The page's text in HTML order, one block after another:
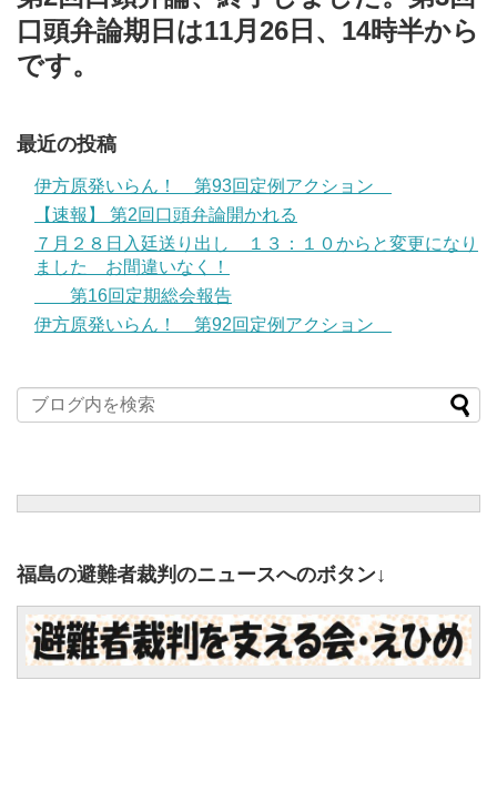
口頭弁論期日は11月26日、14時半から
です。
最近の投稿
伊方原発いらん！ 第93回定例アクション
【速報】 第2回口頭弁論開かれる
７月２８日入廷送り出し １３：１０からと変更になり
ました お間違いなく！
第16回定期総会報告
伊方原発いらん！ 第92回定例アクション
福島の避難者裁判のニュースへのボタン↓